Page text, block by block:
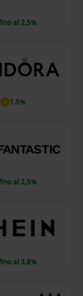
al 2,5%
1,5%
al 2,5%
al 3,8%